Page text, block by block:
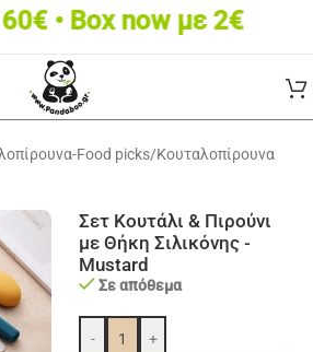
• Box now με 2€
Food picks/Κουταλοπίρουνα
Σετ Κουτάλι & Πιρούνι
με Θήκη Σιλικόνης -
Mustard
Σε απόθεμα
- +